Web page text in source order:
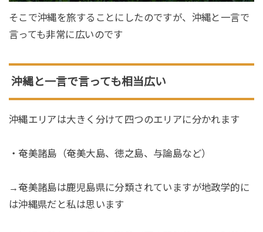
そこで沖縄を旅することにしたのですが、沖縄と一言で
言っても非常に広いのです
沖縄と一言で言っても相当広い
沖縄エリアは大きく分けて四つのエリアに分かれます
・奄美諸島（奄美大島、徳之島、与論島など）
→奄美諸島は鹿児島県に分類されていますが地政学的に
は沖縄県だと私は思います